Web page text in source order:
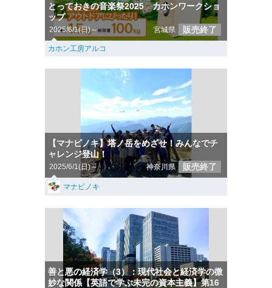
とっておきの音楽祭2025 カホンワークショ
ップ
2025/6/1(日)～ 宮城県 販売終了
カホン工房アルコ
【マナビノキ】塔ノ岳をめざせ！みんなでチ
ャレンジ登山！
2025/6/1(日)～ 神奈川県 販売終了
マナビノキ
善と悪の経済学（3）：現代社会と経済学の微
妙な関係【英語で学ぶ未完の資本主義】第16